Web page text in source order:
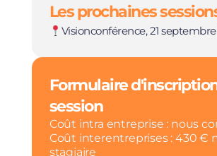
Les prochaines
Visionconférence, 21
Formulaire
session
Coût intra entreprise : nous
Coût interentreprises : 430 €
stagiaire